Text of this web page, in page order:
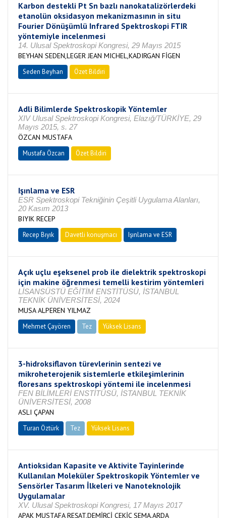
Karbon destekli Pt Sn bazlı nanokatalizörlerdeki
etanolün oksidasyon mekanizmasının in situ
Fourier Dönüşümlü Infrared Spektroskopi FTIR
yöntemiyle incelenmesi
14. Ulusal Spektroskopi Kongresi, 29 Mayıs 2015
BEYHAN SEDEN,LEGER JEAN MICHEL,KADIRGAN FİGEN
Seden Beyhan Özet Bildiri
Adli Bilimlerde Spektroskopik Yöntemler
XIV Ulusal Spektroskopi Kongresi, Elazığ/TÜRKİYE, 29
Mayıs 2015, s. 27
ÖZCAN MUSTAFA
Mustafa Özcan Özet Bildiri
Işınlama ve ESR
ESR Spektroskopi Tekniğinin Çeşitli Uygulama Alanları,
20 Kasım 2013
BIYIK RECEP
Recep Bıyık Davetli konuşmacı Işınlama ve ESR
Açık uçlu eşeksenel prob ile dielektrik spektroskopi
için makine öğrenmesi temelli kestirim yöntemleri
LİSANSÜSTÜ EĞİTİM ENSTİTÜSÜ, İSTANBUL
TEKNİK ÜNİVERSİTESİ, 2024
MUSA ALPEREN YILMAZ
Mehmet Çayören Tez Yüksek Lisans
3-hidroksiflavon türevlerinin sentezi ve
mikroheterojenik sistemlerle etkileşimlerinin
floresans spektroskopi yöntemi ile incelenmesi
FEN BİLİMLERİ ENSTİTÜSÜ, İSTANBUL TEKNİK
ÜNİVERSİTESİ, 2008
ASLI ÇAPAN
Turan Öztürk Tez Yüksek Lisans
Antioksidan Kapasite ve Aktivite Tayinlerinde
Kullanılan Moleküler Spektroskopik Yöntemler ve
Sensörler Tasarım İlkeleri ve Nanoteknolojik
Uygulamalar
XV. Ulusal Spektroskopi Kongresi, 17 Mayıs 2017
APAK MUSTAFA REŞAT,DEMİRCİ ÇEKİÇ SEMA,ARDA